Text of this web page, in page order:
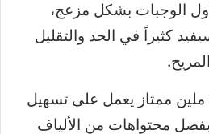
الوجبات بشكل مزعج،
كثيراً في الحد والتقليل
ملين ممتاز يعمل على تسهيل
محتواهات من الألياف